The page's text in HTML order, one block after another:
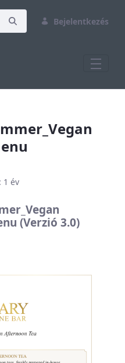
Bejelentkezés
1 év
(Verzió 3.0)